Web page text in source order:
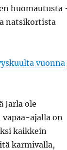
huomautusta
natsikortista
vuonna
Jarla ole
ajalla on
kaikkein
karmivalla,